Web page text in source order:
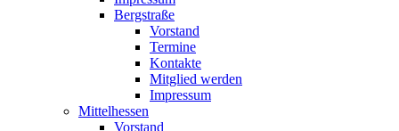
Bergstraße
Vorstand
Termine
Kontakte
Mitglied werden
Impressum
Mittelhessen
Vorstand